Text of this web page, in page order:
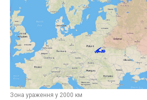
Зона ураження у 2000 км